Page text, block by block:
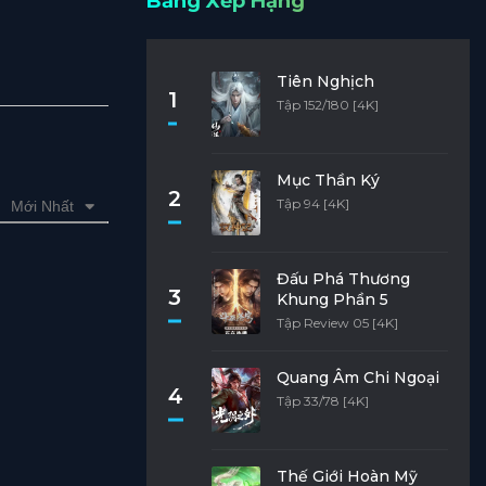
Mới Nhất
1
Tiên Nghịch
Tập 152/180 [4K]
2
Mục Thần Ký
Tập 94 [4K]
3
Đấu Phá Thương
Khung Phần 5
Tập Review 05 [4K]
4
Quang Âm Chi Ngoại
Tập 33/78 [4K]
Thế Giới Hoàn Mỹ